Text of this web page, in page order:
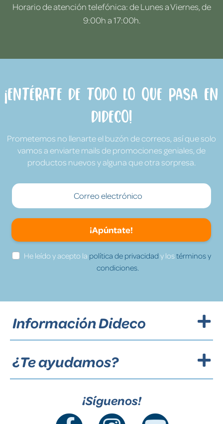
Horario de atención telefónica: de Lunes a Viernes, de
9:00h a 17:00h.
¡Entérate de todo lo que pasa en
Dideco!
Prometemos no llenarte el buzón de correos, así que solo
vamos a enviarte mails de promociones geniales, de
productos nuevos y alguna que otra sorpresa.
¡Apúntate!
He leído y acepto la política de privacidad y lostérminos y
condiciones.
Información Dideco
¿Te ayudamos?
¡Síguenos!